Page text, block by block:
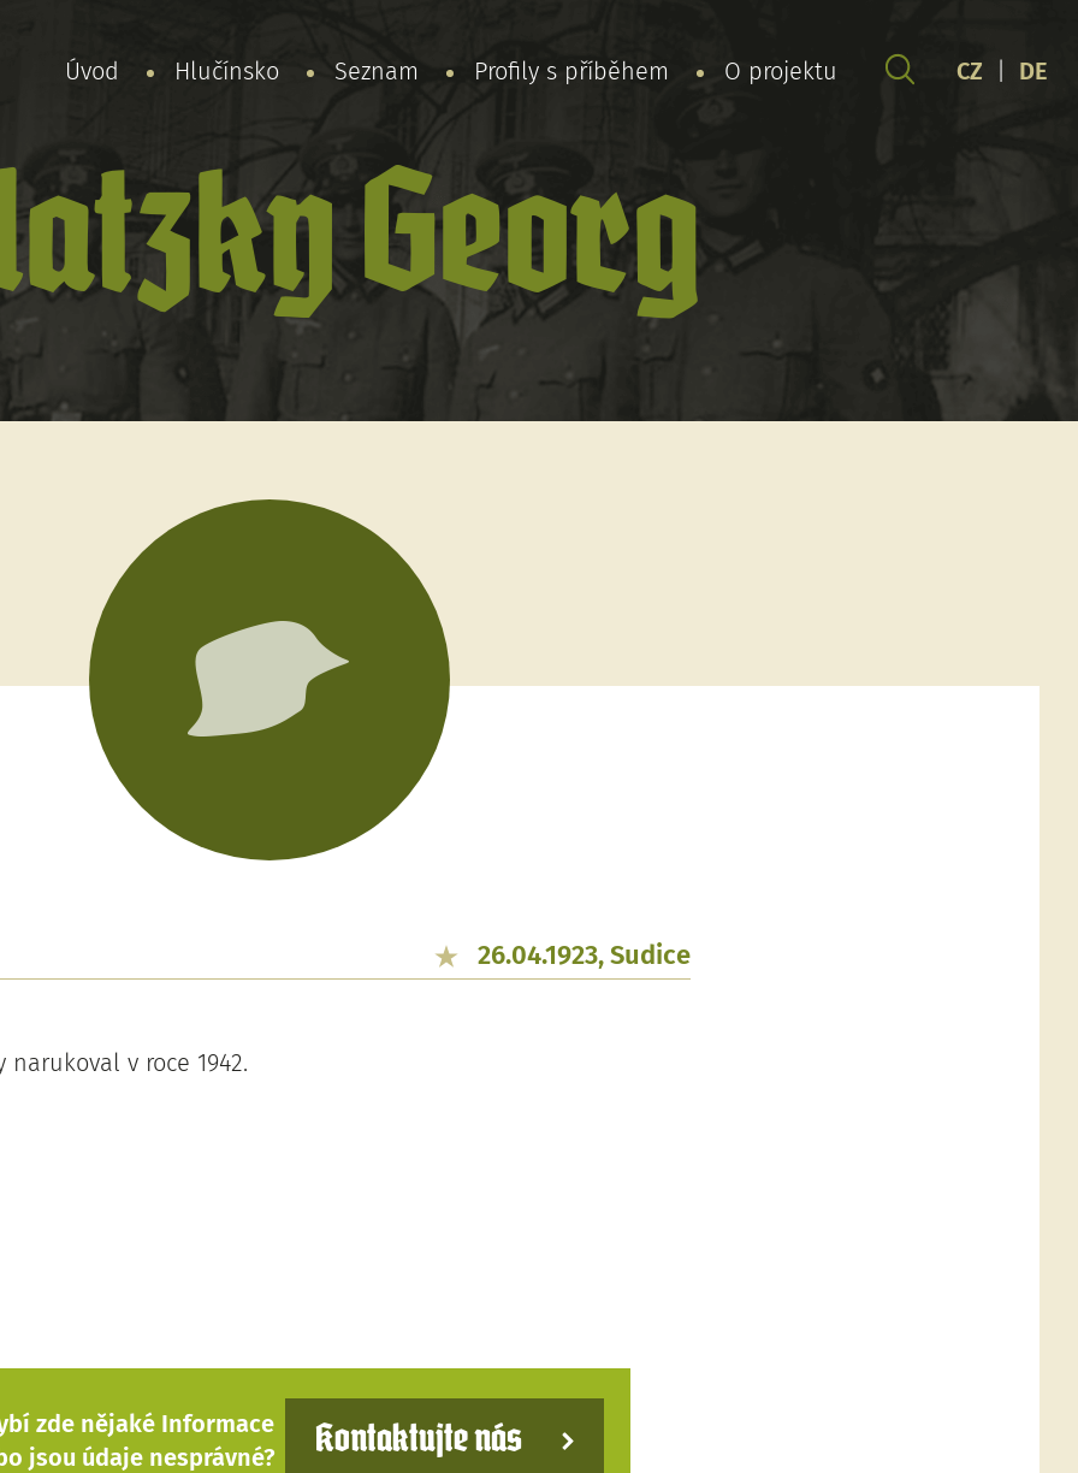
Úvod Hlučínsko Seznam Profily s příběhem O projektu CZ DE
Georg
26.04.1923, Sudice
narukoval v roce 1942.
zde nějaké Informace
jsou údaje nesprávné?
Kontaktujte nás